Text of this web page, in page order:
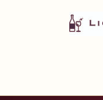
プ
LIQUOR AND